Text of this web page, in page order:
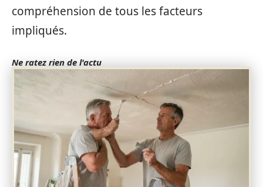
compréhension de tous les facteurs
impliqués.
Ne ratez rien de l'actu